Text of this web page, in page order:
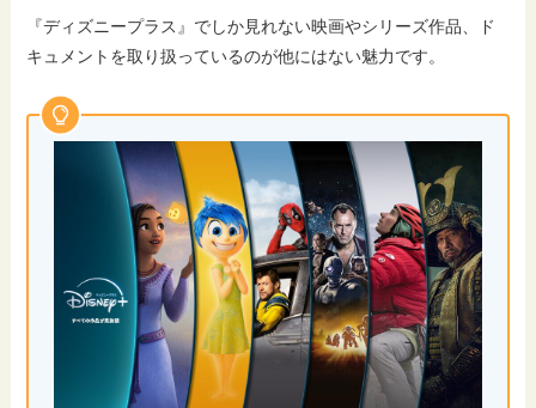
『ディズニープラス』でしか見れない映画やシリーズ作品、ド
キュメントを取り扱っているのが他にはない魅力です。